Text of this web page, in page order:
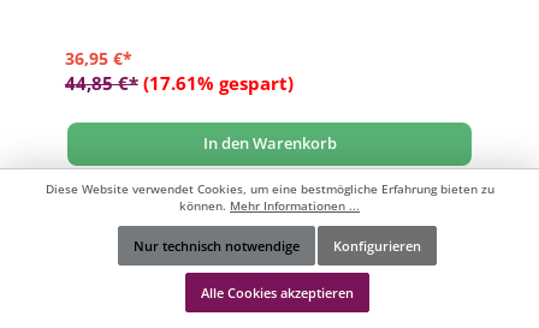
36,95 €*
44,85 €* (17.61% gespart)
In den Warenkorb
Zum Vergleich hinzufügen
Werkzeugleiste anzeigen
Diese Website verwendet Cookies, um eine bestmögliche Erfahrung bieten zu
können. Mehr Informationen ...
Nur technisch notwendige Konfigurieren
Alle Cookies akzeptieren